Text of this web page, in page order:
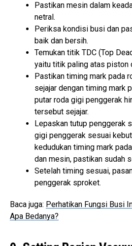
Pastikan mesin dalam
netral.
Periksa kondisi busi dan
baik dan bersih.
Temukan titik TDC (Top
yaitu titik paling atas piston
Pastikan timing mark pada
sejajar dengan timing mark
putar roda gigi penggerak
tersebut sejajar.
Lepaskan tutup penggerak
gigi penggerak sesuai
kedudukan timing mark
dan mesin, pastikan sudah
Setelah timing sesuai,
penggerak sproket.
Baca juga: Perhatikan Fungsi Busi
Apa Bedanya?